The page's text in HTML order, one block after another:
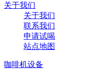
关于我们
关于我们
联系我们
申请试喝
站点地图
咖啡机设备